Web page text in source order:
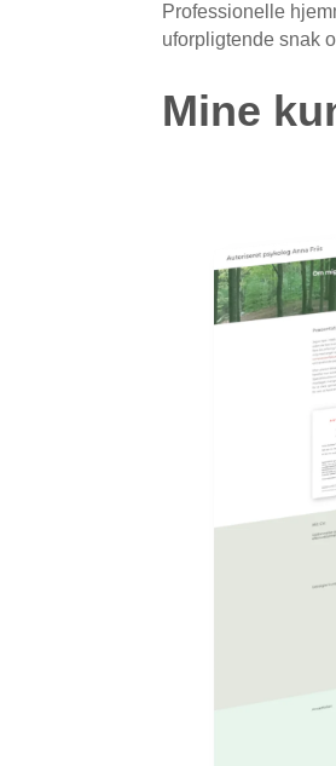
Professionelle
uforpligtende snak
Mine